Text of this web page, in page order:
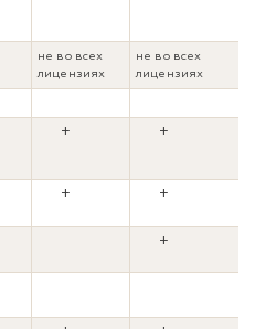
не во всех
лицензиях
не во всех
лицензиях
+ +
+ +
+